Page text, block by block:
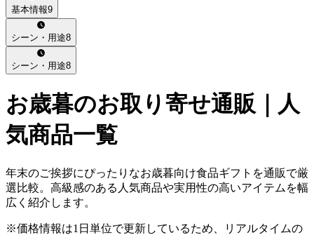
基本情報9
シーン・用途8
シーン・用途8
お歳暮のお取り寄せ通販｜人
気商品一覧
年末のご挨拶にぴったりなお歳暮向け食品ギフトを通販で厳
選比較。高級感のある人気商品や実用性の高いアイテムを幅
広く紹介します。
※価格情報は1日単位で更新しているため、リアルタイムの